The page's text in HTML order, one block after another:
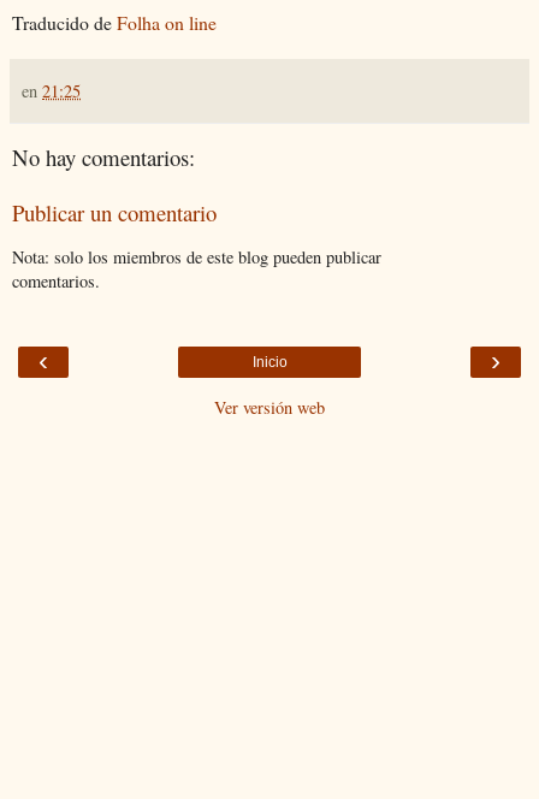
Traducido deFolha on line
en 21:25
No hay comentarios:
Publicar un comentario
Nota: solo los miembros de este blog pueden publicar
comentarios.
‹ ›
Inicio
Ver versión web